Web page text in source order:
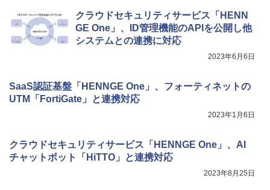
クラウドセキュリティサービス「HENN
GE One」、ID管理機能のAPIを公開し他
システムとの連携に対応
2023年6月6日
SaaS認証基盤「HENNGE One」、フォーティネットの
UTM「FortiGate」と連携対応
2023年1月6日
クラウドセキュリティサービス「HENNGE One」、AI
チャットボット「HiTTO」と連携対応
2023年8月25日